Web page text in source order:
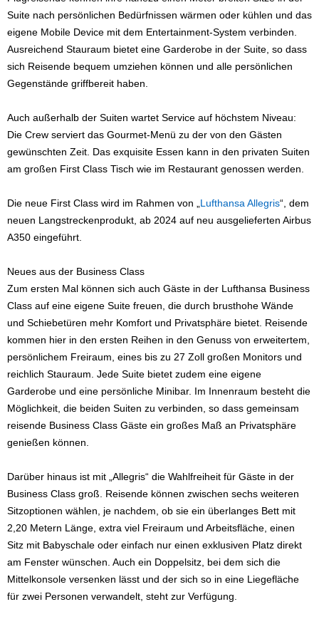
Suite nach persönlichen Bedürfnissen wärmen oder kühlen und das
eigene Mobile Device mit dem Entertainment-System verbinden.
Ausreichend Stauraum bietet eine Garderobe in der Suite, so dass
sich Reisende bequem umziehen können und alle persönlichen
Gegenstände griffbereit haben.
Auch außerhalb der Suiten wartet Service auf höchstem Niveau:
Die Crew serviert das Gourmet-Menü zu der von den Gästen
gewünschten Zeit. Das exquisite Essen kann in den privaten Suiten
am großen First Class Tisch wie im Restaurant genossen werden.
Die neue First Class wird im Rahmen von „ Lufthansa Allegris“, dem
neuen Langstreckenprodukt, ab 2024 auf neu ausgelieferten Airbus
A350 eingeführt.
Neues aus der Business Class
Zum ersten Mal können sich auch Gäste in der Lufthansa Business
Class auf eine eigene Suite freuen, die durch brusthohe Wände
und Schiebetüren mehr Komfort und Privatsphäre bietet. Reisende
kommen hier in den ersten Reihen in den Genuss von erweitertem,
persönlichem Freiraum, eines bis zu 27 Zoll großen Monitors und
reichlich Stauraum. Jede Suite bietet zudem eine eigene
Garderobe und eine persönliche Minibar. Im Innenraum besteht die
Möglichkeit, die beiden Suiten zu verbinden, so dass gemeinsam
reisende Business Class Gäste ein großes Maß an Privatsphäre
genießen können.
Darüber hinaus ist mit „Allegris“ die Wahlfreiheit für Gäste in der
Business Class groß. Reisende können zwischen sechs weiteren
Sitzoptionen wählen, je nachdem, ob sie ein überlanges Bett mit
2,20 Metern Länge, extra viel Freiraum und Arbeitsfläche, einen
Sitz mit Babyschale oder einfach nur einen exklusiven Platz direkt
am Fenster wünschen. Auch ein Doppelsitz, bei dem sich die
Mittelkonsole versenken lässt und der sich so in eine Liegefläche
für zwei Personen verwandelt, steht zur Verfügung.